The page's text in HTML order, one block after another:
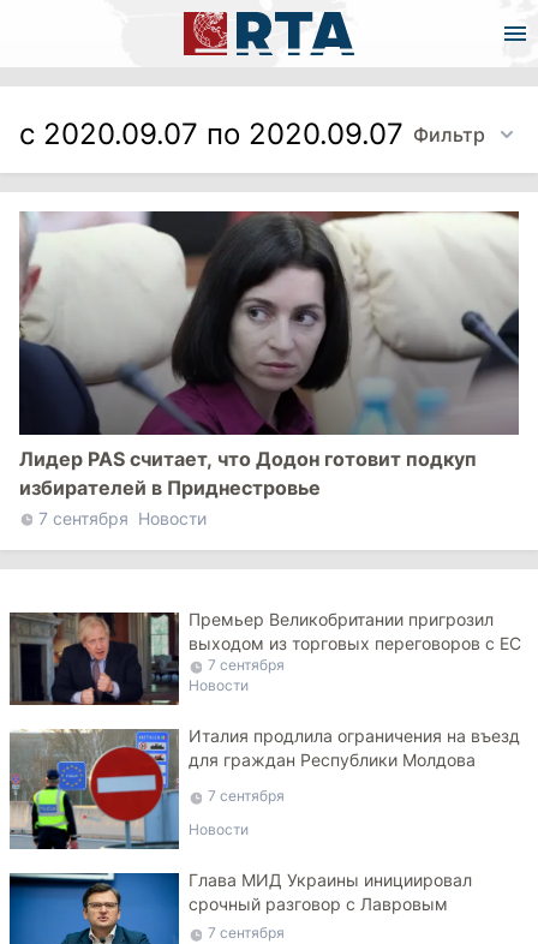
с 2020.09.07 по 2020.09.07 Фильтр
Лидер PAS считает, что Додон готовит подкуп
избирателей в Приднестровье
7 сентября Новости
Премьер Великобритании пригрозил
выходом из торговых переговоров с ЕС
7 сентября
Новости
Италия продлила ограничения на въезд
для граждан Республики Молдова
7 сентября
Новости
Глава МИД Украины инициировал
срочный разговор с Лавровым
7 сентября